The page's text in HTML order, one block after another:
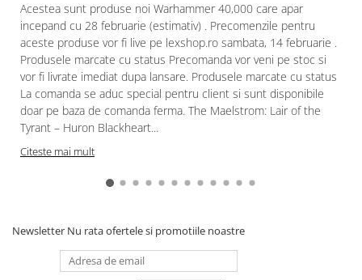
Figurine
Star Wars figurine
Friday The 13th
Marvel Univers
Figurine diverse
DC Univers
FUNKO POP!
Anime
Acestea sunt produse noi Warhammer 40,000 care apar
incepand cu 28 februarie (estimativ) . Precomenzile pentru
aceste produse vor fi live pe lexshop.ro sambata, 14 februarie .
Produsele marcate cu status Precomanda vor veni pe stoc si
vor fi livrate imediat dupa lansare. Produsele marcate cu status
La comanda se aduc special pentru client si sunt disponibile
doar pe baza de comanda ferma. The Maelstrom: Lair of the
Tyrant – Huron Blackheart...
Citeste mai mult
Newsletter Nu rata ofertele si promotiile noastre